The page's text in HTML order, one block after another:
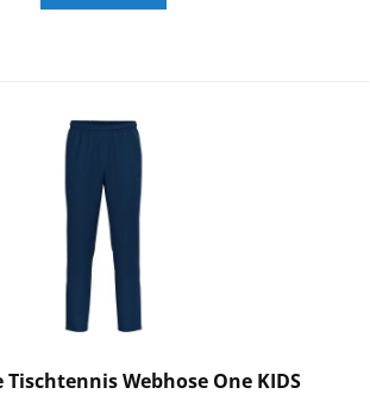
Tischtennis Webhose One KIDS